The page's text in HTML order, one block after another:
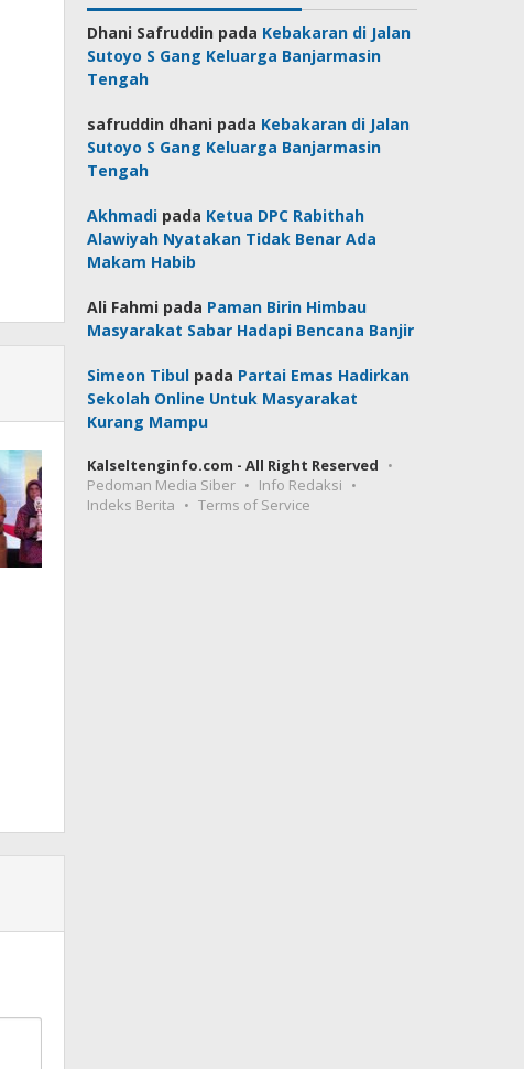
Dhani Safruddin pada Kebakaran di Jalan
Sutoyo S Gang Keluarga Banjarmasin
Tengah
safruddin dhani pada Kebakaran di Jalan
Sutoyo S Gang Keluarga Banjarmasin
Tengah
Akhmadi pada Ketua DPC Rabithah
Alawiyah Nyatakan Tidak Benar Ada
Makam Habib
Ali Fahmi pada Paman Birin Himbau
Masyarakat Sabar Hadapi Bencana Banjir
Simeon Tibul pada Partai Emas Hadirkan
Sekolah Online Untuk Masyarakat
Kurang Mampu
Kalseltenginfo.com - All Right Reserved
Pedoman Media Siber
Info Redaksi
Indeks Berita
Terms of Service